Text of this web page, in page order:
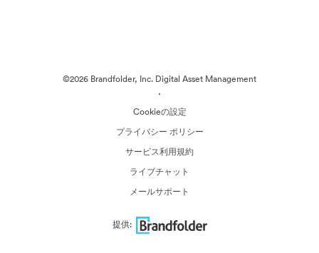
©2026 Brandfolder, Inc. Digital Asset Management
·
Cookieの設定
プライバシー ポリシー
サービス利用規約
ライブチャット
メールサポート
提供: